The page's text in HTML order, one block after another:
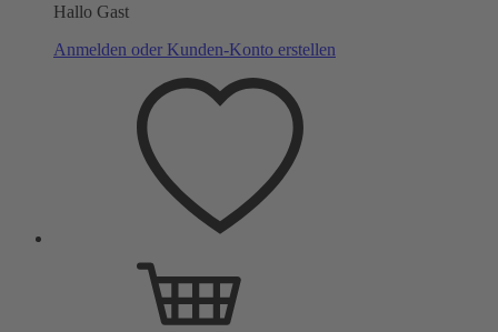
Hallo Gast
Anmelden oder Kunden-Konto erstellen